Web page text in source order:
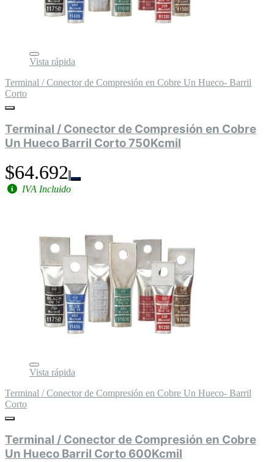
Vista rápida
Terminal / Conector de Compresión en Cobre Un Hueco- Barril
Corto
Terminal / Conector de Compresión en Cobre
Un Hueco Barril Corto 750Kcmil
$64.692
IVA Incluido
Vista rápida
Terminal / Conector de Compresión en Cobre Un Hueco- Barril
Corto
Terminal / Conector de Compresión en Cobre
Un Hueco Barril Corto 600Kcmil